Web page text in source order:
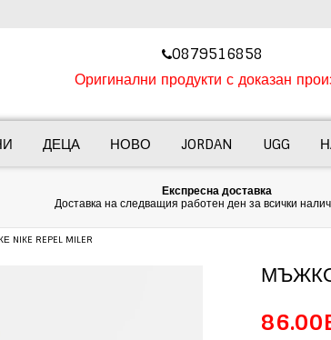
‎0879516858
Оригинални продукти с доказан
ДЕЦА НОВО JORDAN UGG
Експресна доставка
Доставка на следващия работен ден за всички
REPEL MILER
МЪЖКО